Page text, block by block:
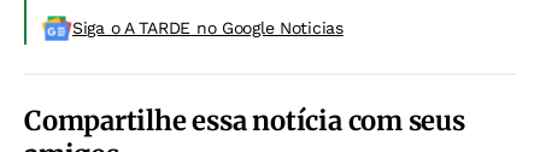
Siga o A TARDE no Google Noticias
Compartilhe essa notícia com seus